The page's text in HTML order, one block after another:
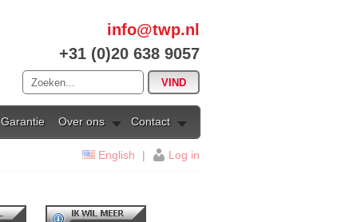
info@twp.nl
+31 (0)20 638 9057
Contact
Over ons
Garantie
English | Log in